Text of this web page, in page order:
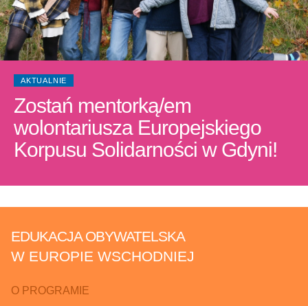
AKTUALNIE
Zostań mentorką/em
wolontariusza Europejskiego
Korpusu Solidarności w Gdyni!
EDUKACJA OBYWATELSKA
W EUROPIE WSCHODNIEJ
O PROGRAMIE